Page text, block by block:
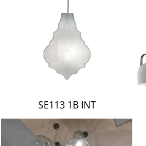
SE113 1B INT